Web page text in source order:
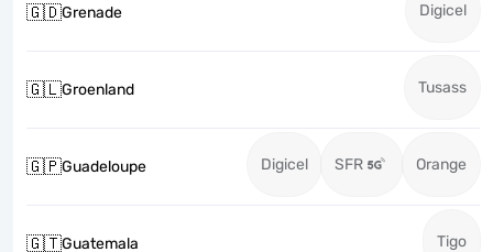
🇬🇩Grenade Digicel
🇬🇱Groenland Tusass
🇬🇵Guadeloupe Digicel SFR Orange
🇬🇹Guatemala Tigo